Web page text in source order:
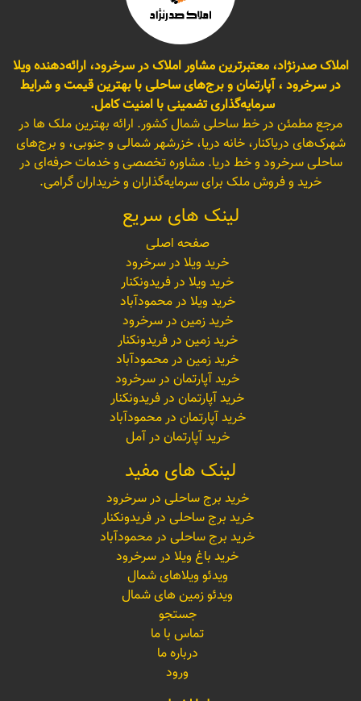
املاک صدرنژاد، معتبرترین مشاور املاک در سرخرود، ارائه‌دهنده ویلا
در سرخرود ، آپارتمان و برج‌های ساحلی با بهترین قیمت و شرایط
سرمایه‌گذاری تضمینی با امنیت کامل.
مرجع مطمئن در خط ساحلی شمال کشور. ارائه بهترین ملک ها در
شهرک‌های دریاکنار، خانه دریا، خزرشهر شمالی و جنوبی، و برج‌های
ساحلی سرخرود و خط دریا. مشاوره تخصصی و خدمات حرفه‌ای در
خرید و فروش ملک برای سرمایه‌گذاران و خریداران گرامی.
لینک های سریع
صفحه اصلی
خرید ویلا در سرخرود
خرید ویلا در فریدونکنار
خرید ویلا در محمودآباد
خرید زمین در سرخرود
خرید زمین در فریدونکنار
خرید زمین در محمودآباد
خرید آپارتمان در سرخرود
خرید آپارتمان در فریدونکنار
خرید آپارتمان در محمودآباد
خرید آپارتمان در آمل
لینک های مفید
خرید برج ساحلی در سرخرود
خرید برج ساحلی در فریدونکنار
خرید برج ساحلی در محمودآباد
خرید باغ ویلا در سرخرود
ویدئو ویلاهای شمال
ویدئو زمین های شمال
جستجو
تماس با ما
درباره ما
ورود